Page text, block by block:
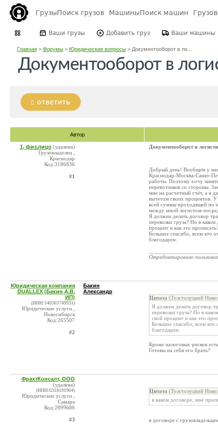
ГрузыПоиск грузов МашиныПоиск машин
Ваши грузы Добавить груз Ваши машины
Главная> Форумы> Юридические вопросы> Документооборот в ло...
Документооборот в
ОТВЕТИТЬ
Автор
1, физ.лицо (удалена)
Грузовладелец ,
Краснодар
Код:3186836
#1
Документооборот в
Добрый день! Вообщем у
Краснодар-Москва-Санкт-
работы. Поэтому хочу
перевозчиков со стороны.
мне на расчетный счёт, а я
вычетом своих процентов.
всей суммы проходящей по
между мной логистом-
Я должен делать договор
перевозки груза? Но в
процент и как это
Большое спасибо, всем кто
благодарен.
Отредактировано
Юридическая компания
DUALLEX (Бакин А.В.
ИП)
(ИНН:540363749931)
Юридические услуги ,
Новосибирск
Код:265507
#2
Бакин
Александр
Цитата (Толстолуцкий
Я должен делать договор
перевозки груза? Но в
свой процент и как это
Большое спасибо, всем
благодарен.
Кроме налоговых рисков
Готовы на себя его брать?
ФрахтКонсалт, ООО
(удалена)
(ИНН:6318191904)
Юридические услуги ,
Самара
Код:2899686
#3
Цитата (Толстолуцкий
в каком договоре, мне
в договоре с